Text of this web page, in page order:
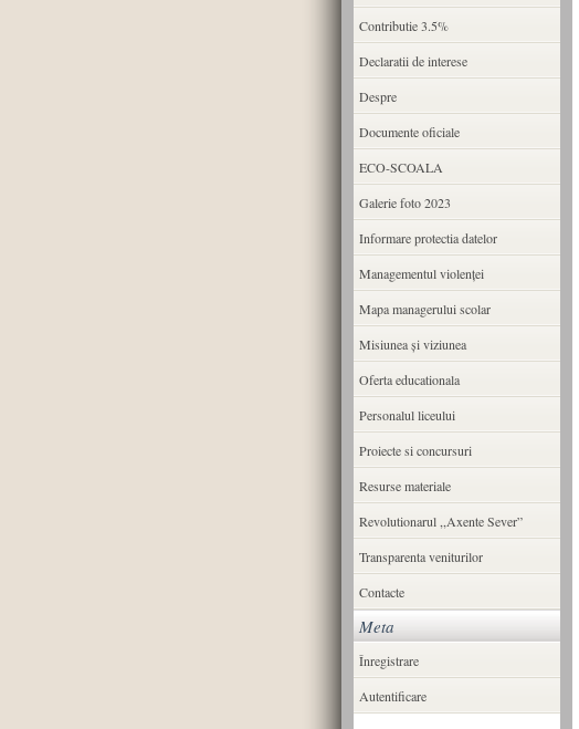
Contributie 3.5%
Declaratii de interese
Despre
Documente oficiale
ECO-SCOALA
Galerie foto 2023
Informare protectia datelor
Managementul violenței
Mapa managerului scolar
Misiunea şi viziunea
Oferta educationala
Personalul liceului
Proiecte si concursuri
Resurse materiale
Revolutionarul ,,Axente Sever”
Transparenta veniturilor
Contacte
Meta
Înregistrare
Autentificare